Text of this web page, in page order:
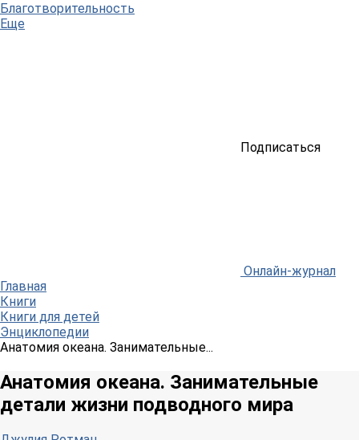
Благотворительность
Еще
Подписаться
Онлайн-журнал
Главная
Книги
Книги для детей
Энциклопедии
Анатомия океана. Занимательные...
Анатомия океана. Занимательные
детали жизни подводного мира